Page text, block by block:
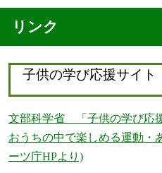
リンク
子供の学び応援サイト
文部科学省 「子供の学び応
おうちの中で楽しめる運動
ーツ庁HPより)